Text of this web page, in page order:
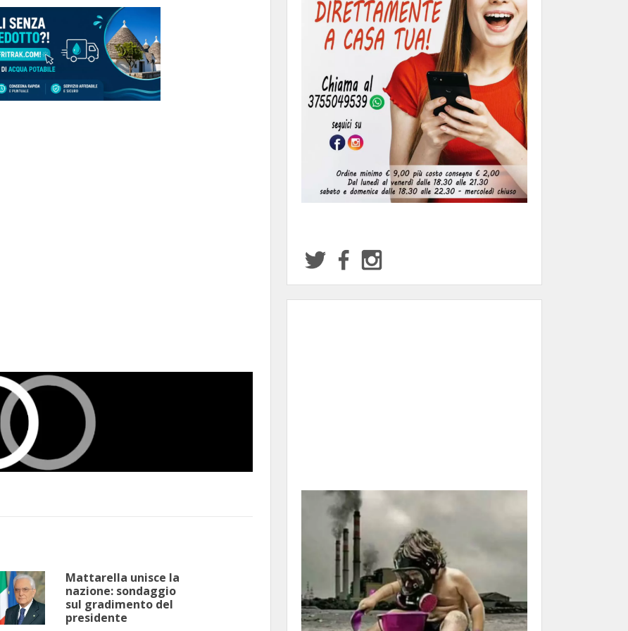
Mattarella unisce la
nazione: sondaggio
sul gradimento del
presidente